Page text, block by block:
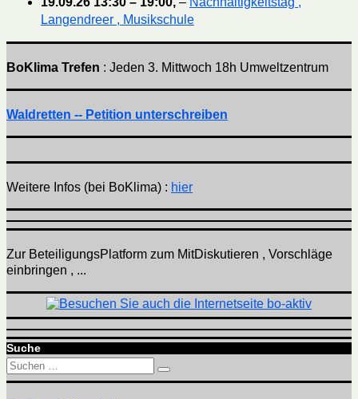
Langendreer , Musikschule
BoKlima Trefen : Jeden 3. Mittwoch 18h Umweltzentrum
Waldretten -- Petition unterschreiben
Weitere Infos (bei BoKlima) : hier
Zur BeteiligungsPlatform zum MitDiskutieren , Vorschläge
einbringen , ...
Suche
Suchen
nach:
Suchen